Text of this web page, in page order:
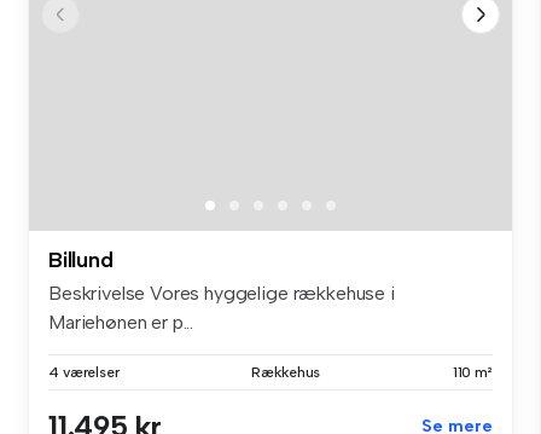
Billund
Beskrivelse Vores hyggelige rækkehuse i
Mariehønen er p...
4 værelser Rækkehus 110 m²
11.495 kr Se mere